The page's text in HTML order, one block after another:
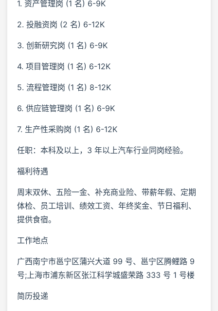
1. 资产管理岗 (1 名) 6-9K
2. 投融资岗 (2 名) 6-12K
3. 创新研究岗 (1 名) 6-9K
4. 项目管理岗 (1 名) 6-12K
5. 流程管理岗 (1 名) 8-12K
6. 供应链管理岗 (1 名) 6-9K
7. 生产性采购岗 (1 名) 6-12K
任职：本科及以上，3 年以上汽车行业同岗经验。
福利待遇
周末双休、五险一金、补充商业险、带薪年假、定期
体检、员工培训、绩效工资、年终奖金、节日福利、
提供食宿。
工作地点
广西南宁市邕宁区蒲兴大道 99 号、邕宁区腾鲤路 9
号;上海市浦东新区张江科学城盛荣路 333 号 1 号楼
简历投递